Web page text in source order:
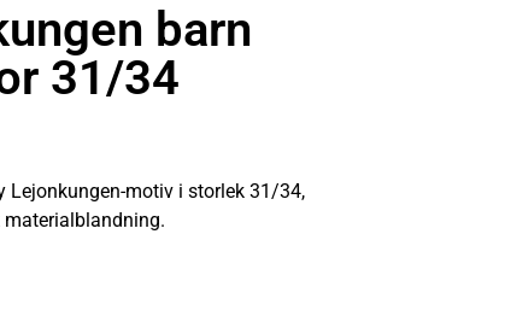
barn
31/34
Lejonkungen-motiv i storlek 31/34,